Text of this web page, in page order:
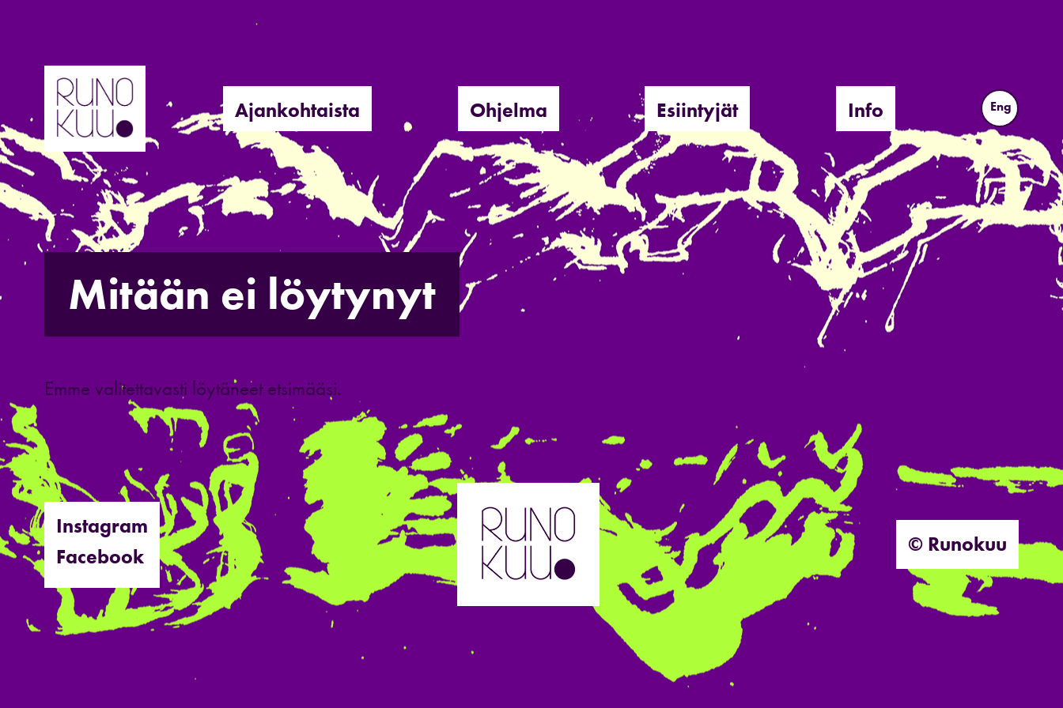
Hyppää
sisältöön
Ajankohtaista Ohjelma Esiintyjät Info Eng
Mitään ei löytynyt
Emme valitettavasti löytäneet etsimääsi.
Instagram
Facebook
© Runokuu